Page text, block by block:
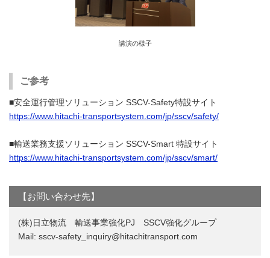
講演の様子
ご参考
■安全運行管理ソリューション SSCV-Safety特設サイト
https://www.hitachi-transportsystem.com/jp/sscv/safety/
■輸送業務支援ソリューション SSCV-Smart 特設サイト
https://www.hitachi-transportsystem.com/jp/sscv/smart/
【お問い合わせ先】
(株)日立物流 輸送事業強化PJ SSCV強化グループ
Mail: sscv-safety_inquiry@hitachitransport.com